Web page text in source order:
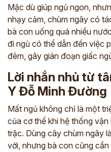
Mặc dù giúp ngủ ngon,
nhạy cảm, chùm ngây có
bà con uống quá nhiều
đi ngủ có thể dẫn đến việc
đêm, gây gián đoạn giấc
Lời nhắn nhủ từ
Y Đỗ Minh Đường
Mất ngủ không chỉ là một
của cơ thể khi hệ thống
trặc. Dùng cây chùm ngây
vời, nhưng bà con cũng cần